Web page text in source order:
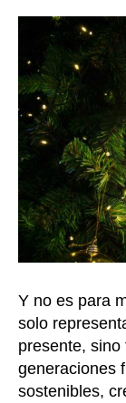
Y no es para
solo
presente,
generaciones
sostenibles,